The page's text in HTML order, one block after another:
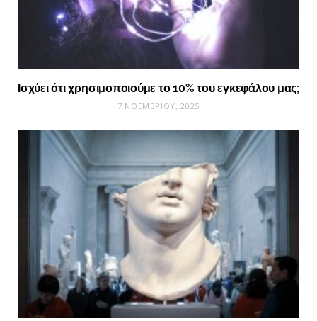
Ισχύει ότι χρησιμοποιούμε το 10% του εγκεφάλου μας;
7 ΝΟΕΜΒΡΊΟΥ, 2025